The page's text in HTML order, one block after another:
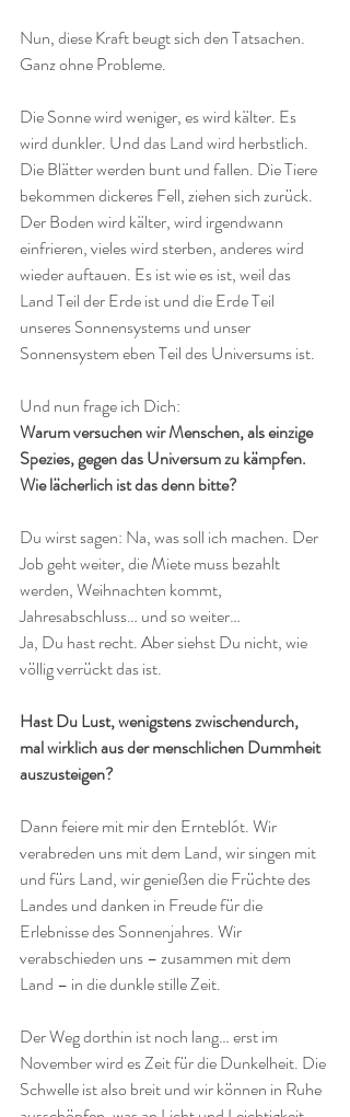
Nun, diese Kraft beugt sich den Tatsachen.
Ganz ohne Probleme.
Die Sonne wird weniger, es wird kälter. Es
wird dunkler. Und das Land wird herbstlich.
Die Blätter werden bunt und fallen. Die Tiere
bekommen dickeres Fell, ziehen sich zurück.
Der Boden wird kälter, wird irgendwann
einfrieren, vieles wird sterben, anderes wird
wieder auftauen. Es ist wie es ist, weil das
Land Teil der Erde ist und die Erde Teil
unseres Sonnensystems und unser
Sonnensystem eben Teil des Universums ist.
Und nun frage ich Dich:
Warum versuchen wir Menschen, als einzige
Spezies, gegen das Universum zu kämpfen.
Wie lächerlich ist das denn bitte?
Du wirst sagen: Na, was soll ich machen. Der
Job geht weiter, die Miete muss bezahlt
werden, Weihnachten kommt,
Jahresabschluss… und so weiter…
Ja, Du hast recht. Aber siehst Du nicht, wie
völlig verrückt das ist.
Hast Du Lust, wenigstens zwischendurch,
mal wirklich aus der menschlichen Dummheit
auszusteigen?
Dann feiere mit mir den Ernteblót. Wir
verabreden uns mit dem Land, wir singen mit
und fürs Land, wir genießen die Früchte des
Landes und danken in Freude für die
Erlebnisse des Sonnenjahres. Wir
verabschieden uns – zusammen mit dem
Land – in die dunkle stille Zeit.
Der Weg dorthin ist noch lang… erst im
November wird es Zeit für die Dunkelheit. Die
Schwelle ist also breit und wir können in Ruhe